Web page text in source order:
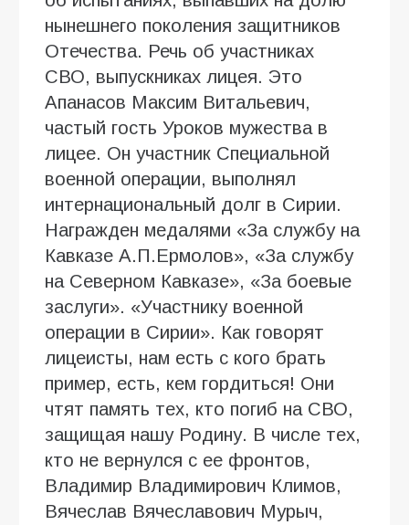
нынешнего поколения защитников
Отечества. Речь об участниках
СВО, выпускниках лицея. Это
Апанасов Максим Витальевич,
частый гость Уроков мужества в
лицее. Он участник Специальной
военной операции, выполнял
интернациональный долг в Сирии.
Награжден медалями «За службу на
Кавказе А.П.Ермолов», «За службу
на Северном Кавказе», «За боевые
заслуги». «Участнику военной
операции в Сирии». Как говорят
лицеисты, нам есть с кого брать
пример, есть, кем гордиться! Они
чтят память тех, кто погиб на СВО,
защищая нашу Родину. В числе тех,
кто не вернулся с ее фронтов,
Владимир Владимирович Климов,
Вячеслав Вячеславович Мурыч,